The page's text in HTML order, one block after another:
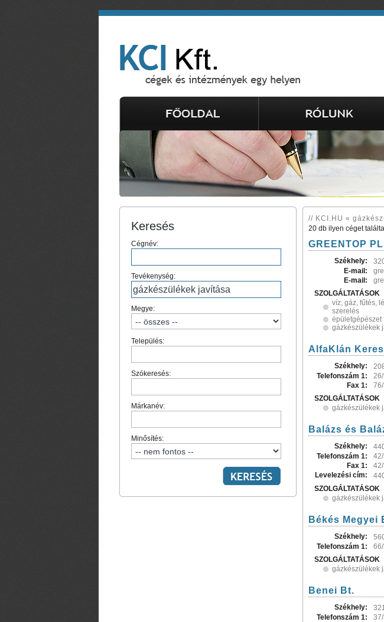
Keresés
Cégnév:
Tevékenység:
Megye:
Település:
Szókeresés:
Márkanév:
Minősítés:
// KCI.HU «
20 db ilyen céget
GREENTOP
Székhely:
E-mail:
E-mail:
SZOLGÁLTATÁSOK
víz, gáz, fűtés,
szerelés
épületgépészet
gázkészülékek
AlfaKlán
Székhely:
Telefonszám 1:
Fax 1:
SZOLGÁLTATÁSOK
gázkészülékek
Balázs és
Székhely:
Telefonszám 1:
Fax 1:
Levelezési cím:
SZOLGÁLTATÁSOK
gázkészülékek
Békés Megyei
Székhely:
Telefonszám 1:
SZOLGÁLTATÁSOK
gázkészülékek
Benei Bt.
Székhely:
Telefonszám 1: